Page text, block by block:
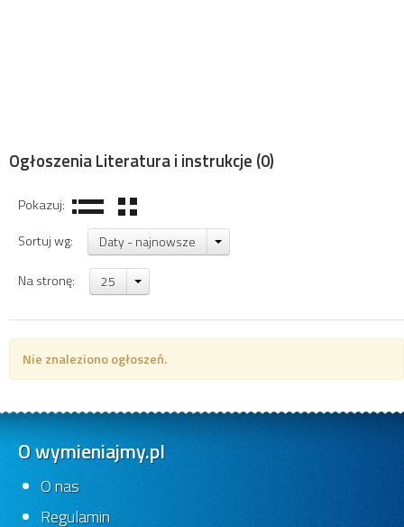
Ogłoszenia Literatura i instrukcje (0)
Pokazuj:
Sortuj wg:
Daty - najnowsze
Na stronę: 25
Nie znaleziono ogłoszeń.
O wymieniajmy.pl
O nas
Regulamin